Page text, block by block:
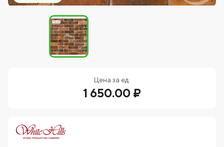
Цена за ед.
1 650.00 ₽